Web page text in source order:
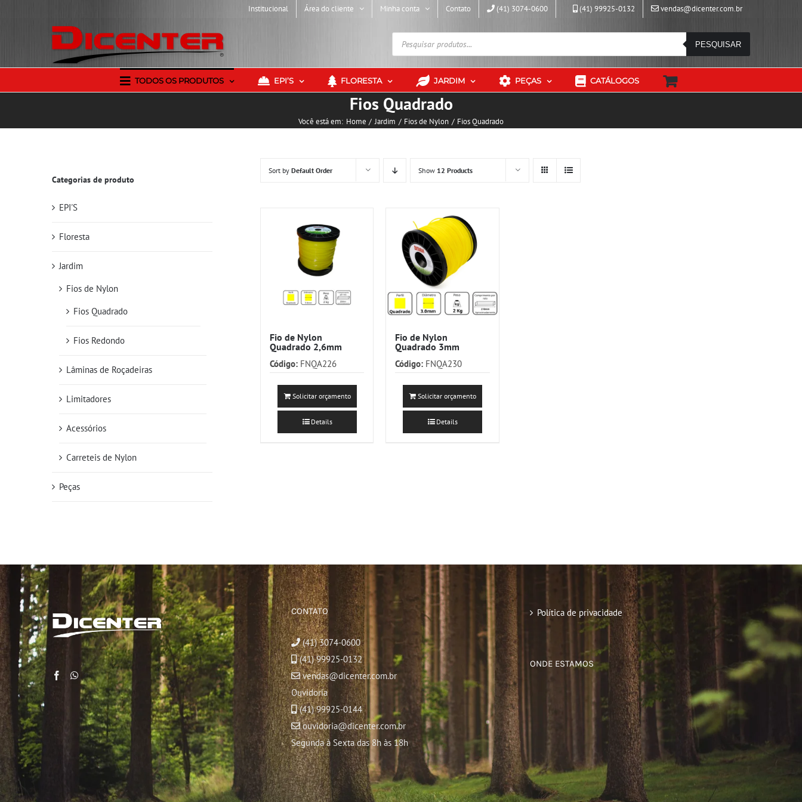
Institucional Área do cliente Minha conta Contato (41) 3074-0600 (41) 99925-0132 vendas@dicenter.com.br
Pesquisar
produtos
PESQUISAR
TODOS OS PRODUTOS EPI’S FLORESTA JARDIM PEÇAS CATÁLOGOS
Fios Quadrado
Você está em: Home Jardim Fios de Nylon Fios Quadrado
Sort byDefault Order Show 12 Products
Fio de Nylon
Quadrado 2,6mm
Código: FNQA226
Solicitar orçamento
Details
Fio de Nylon
Quadrado 3mm
Código: FNQA230
Solicitar orçamento
Details
Categorias de produto
EPI'S
Floresta
Jardim
Fios de Nylon
Fios Quadrado
Fios Redondo
Lâminas de Roçadeiras
Limitadores
Acessórios
Carreteis de Nylon
Peças
CONTATO
(41) 3074-0600
(41) 99925-0132
vendas@dicenter.com.br
Ouvidoria
(41) 99925-0144
ouvidoria@dicenter.com.br
Segunda à Sexta das 8h às 18h
Política de privacidade
ONDE ESTAMOS